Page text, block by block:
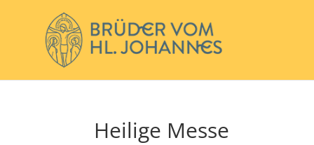
Heilige Messe